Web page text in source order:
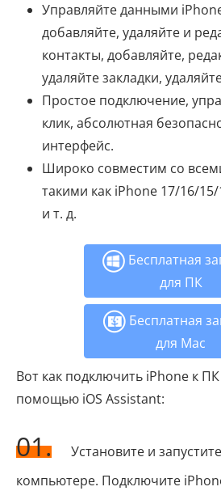
Управляйте данными
добавляйте, удаляйте и
контакты, добавляйте,
удаляйте закладки,
Простое подключение,
клик, абсолютная
интерфейс.
Широко совместим со
такими как iPhone 17/16/
и т. д.
Бесплатная
для ПК
Бесплатная
для Mac
Вот как подключить iPhone к
помощью iOS Assistant:
01.
Установите и
компьютере. Подключите